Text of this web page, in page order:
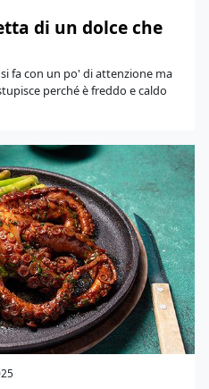
di un dolce che
fa con un po' di attenzione ma
perché è freddo e caldo